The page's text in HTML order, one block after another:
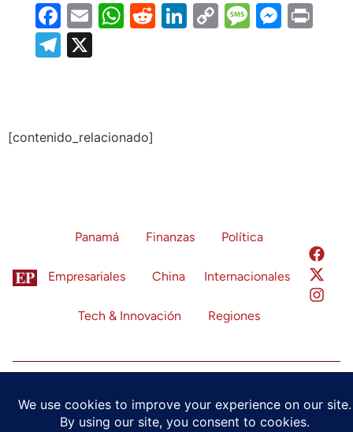
Facebook
EmailWhatsApp
RedditLinkedIn
CopyMessage
Telegram
[contenido_relacionado]
Panamá Finanzas Política
Empresariales China Internacionales
Tech & Innovación Regiones
Configuración de Cookies
© 2024 Economía Panamá. Todos los derechos reservados.